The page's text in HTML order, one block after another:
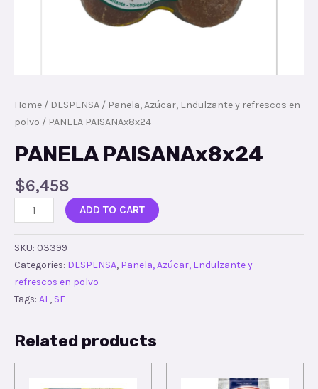
Home / DESPENSA / Panela, Azúcar, Endulzante y refrescos en
polvo / PANELA PAISANAx8x24
PANELA PAISANAx8x24
$6,458
ADD TO CART
SKU: 03399
Categories: DESPENSA, Panela, Azúcar, Endulzante y
refrescos en polvo
Tags: AL, SF
Related products